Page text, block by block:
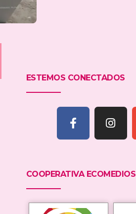
ESTEMOS CONECTADOS
COOPERATIVA ECOMEDIOS